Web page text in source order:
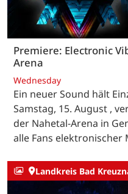
Premiere: Electronic
Arena
Wednesday
Ein neuer Sound hält
Samstag, 15. August ,
der Nahetal-Arena in
alle Fans elektronischer
Landkreis Bad